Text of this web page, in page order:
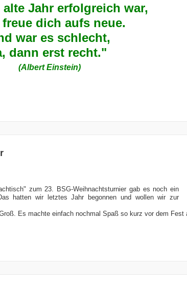
Jahr erfolgreich war,
dich aufs neue.
war es schlecht,
dann erst recht."
(Albert Einstein)
zum 23. BSG-Weihnachtsturnier gab es noch ein
hatten wir letztes Jahr begonnen und wollen wir zur
Es machte einfach nochmal Spaß so kurz vor dem Fest